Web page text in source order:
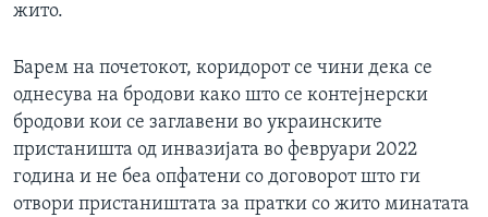
жито.
Барем на почетокот, коридорот се чини дека се
однесува на бродови како што се контејнерски
бродови кои се заглавени во украинските
пристаништа од инвазијата во февруари 2022
година и не беа опфатени со договорот што ги
отвори пристаништата за пратки со жито минатата